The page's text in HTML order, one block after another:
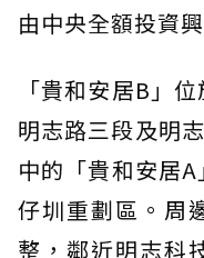
由中央全額投資興
「貴和安居B」
明志路三段及明
中的「貴和安居
仔圳重劃區。周
整，鄰近明志科